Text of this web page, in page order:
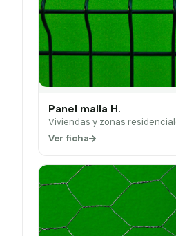
Panel malla H.
Viviendas y zonas
Ver ficha